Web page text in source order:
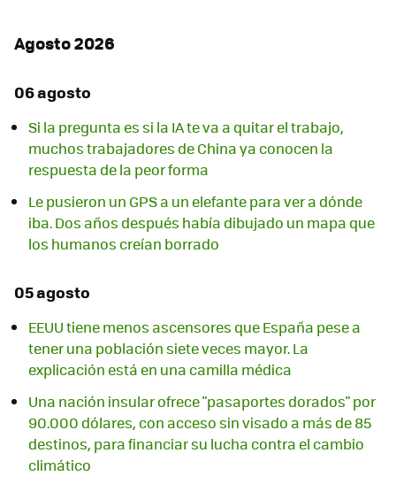
Agosto 2026
06 agosto
Si la pregunta es si la IA te va a quitar el trabajo,
muchos trabajadores de China ya conocen la
respuesta de la peor forma
Le pusieron un GPS a un elefante para ver a dónde
iba. Dos años después había dibujado un mapa que
los humanos creían borrado
05 agosto
EEUU tiene menos ascensores que España pese a
tener una población siete veces mayor. La
explicación está en una camilla médica
Una nación insular ofrece "pasaportes dorados" por
90.000 dólares, con acceso sin visado a más de 85
destinos, para financiar su lucha contra el cambio
climático